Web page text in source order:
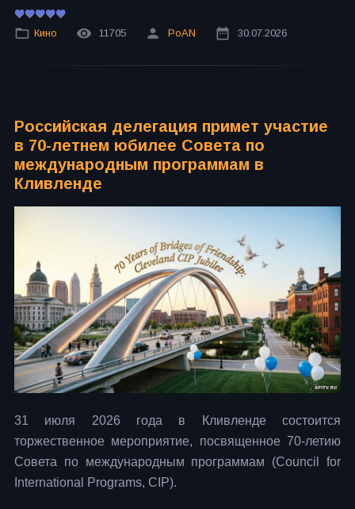
Кино 11705 PoAN 30.07.2026
Российская делегация примет участие
в 70-летнем юбилее Совета по
международным программам в
Кливленде
31 июля 2026 года в Кливленде состоится
торжественное мероприятие, посвященное 70-летию
Совета по международным программам (Council for
International Programs, CIP).